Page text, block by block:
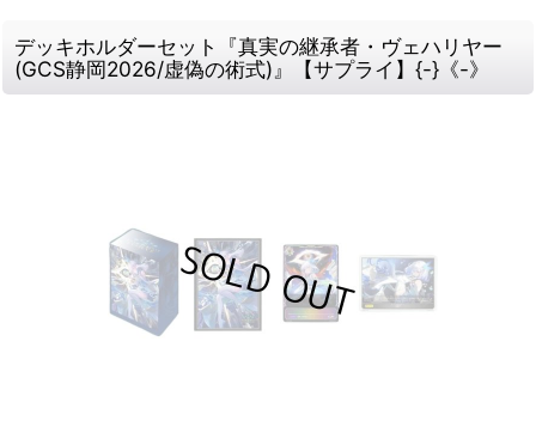
デッキホルダーセット『真実の継承者・ヴェハリヤー
(GCS静岡2026/虚偽の術式)』【サプライ】{-}《-》